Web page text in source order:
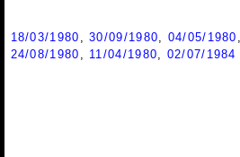
18/03/1980 ,30/09/1980 04/05/1980
24/08/1980
11/04/1980
02/07/1984